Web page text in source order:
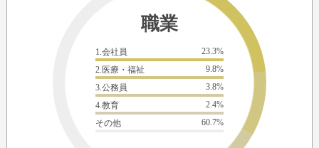
職業
1.会社員
23.3%
2.医療・福祉
9.8%
3.公務員
3.8%
4.教育
2.4%
その他
60.7%